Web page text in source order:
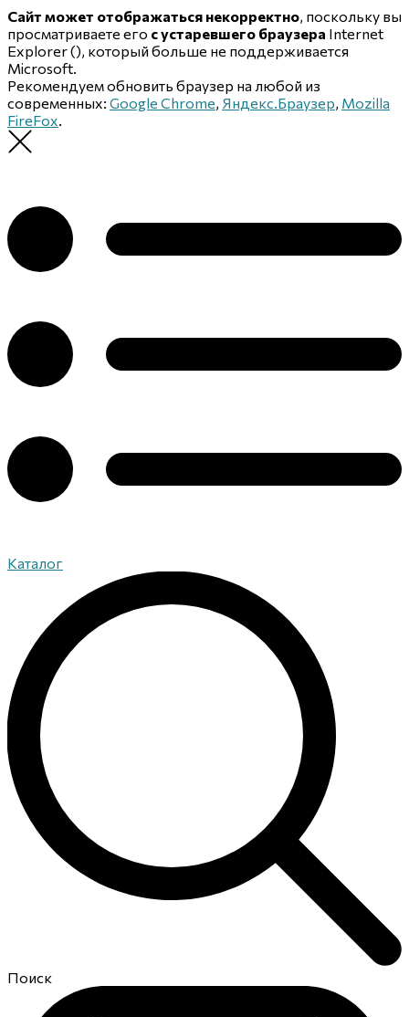
Сайт может отображаться некорректно, поскольку вы
просматриваете его с устаревшего браузера Internet
Explorer (), который больше не поддерживается
Microsoft.
Рекомендуем обновить браузер на любой из
современных: Google Chrome, Яндекс.Браузер, Mozilla
FireFox.
Каталог
Поиск